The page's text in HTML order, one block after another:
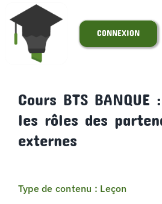
Passer
contenu
S’INSCRIRE
SUPPORT
CONNEXION
Cours BTS
les rôles des
externes
Type de contenu : Leçon